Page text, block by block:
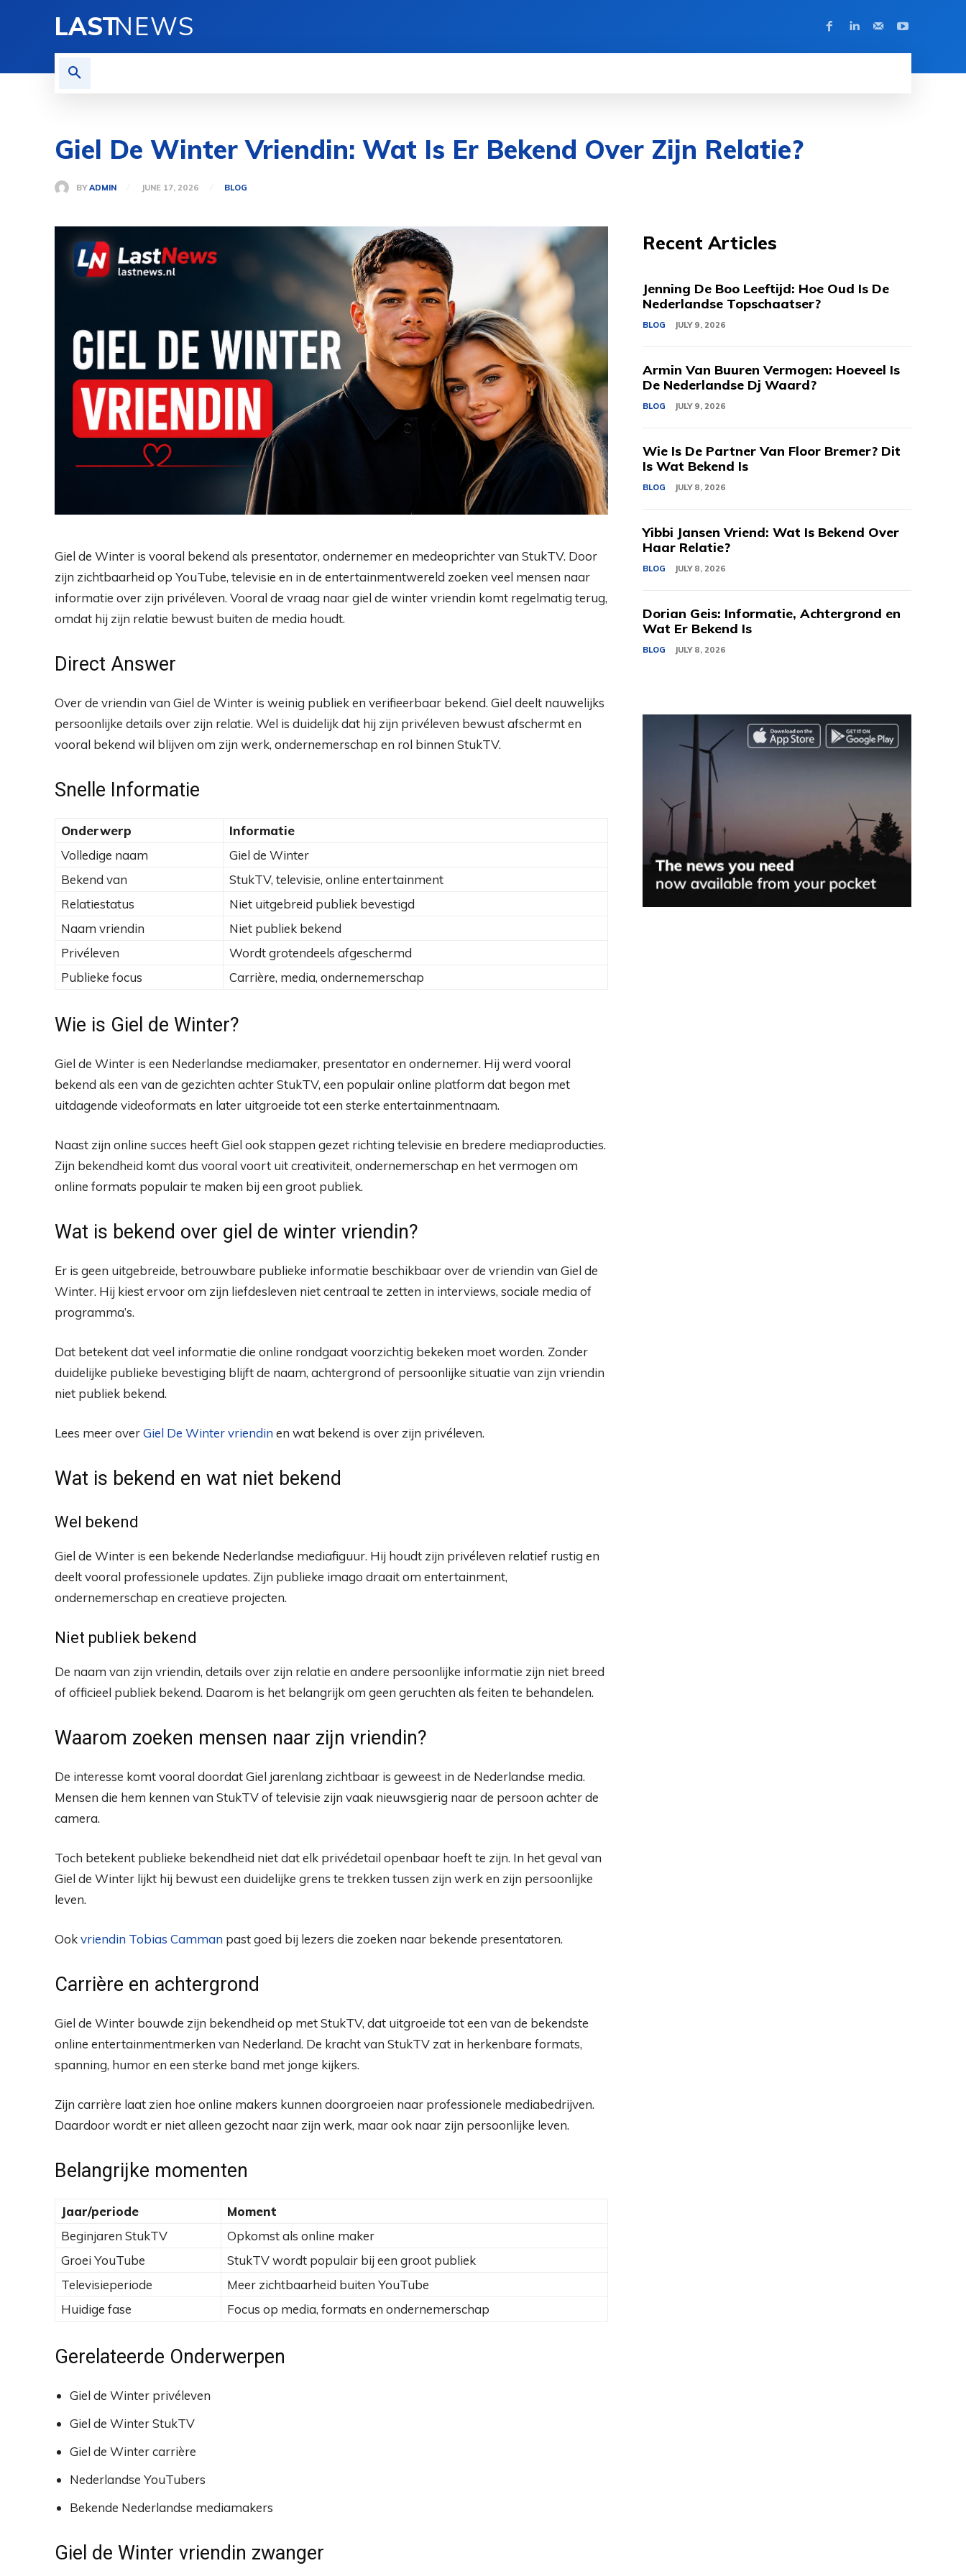
LASTNEWS
Giel De Winter Vriendin: Wat Is Er Bekend Over Zijn Relatie?
BY ADMIN JUNE 17, 2026 BLOG
Giel de Winter is vooral bekend als presentator, ondernemer en medeoprichter van StukTV. Door
zijn zichtbaarheid op YouTube, televisie en in de entertainmentwereld zoeken veel mensen naar
informatie over zijn privéleven. Vooral de vraag naar giel de winter vriendin komt regelmatig terug,
omdat hij zijn relatie bewust buiten de media houdt.
Direct Answer
Over de vriendin van Giel de Winter is weinig publiek en verifieerbaar bekend. Giel deelt nauwelijks
persoonlijke details over zijn relatie. Wel is duidelijk dat hij zijn privéleven bewust afschermt en
vooral bekend wil blijven om zijn werk, ondernemerschap en rol binnen StukTV.
Snelle Informatie
Onderwerp
Informatie
Volledige naam
Giel de Winter
Bekend van
StukTV, televisie, online entertainment
Relatiestatus
Niet uitgebreid publiek bevestigd
Naam vriendin
Niet publiek bekend
Privéleven
Wordt grotendeels afgeschermd
Publieke focus
Carrière, media, ondernemerschap
Wie is Giel de Winter?
Giel de Winter is een Nederlandse mediamaker, presentator en ondernemer. Hij werd vooral
bekend als een van de gezichten achter StukTV, een populair online platform dat begon met
uitdagende videoformats en later uitgroeide tot een sterke entertainmentnaam.
Naast zijn online succes heeft Giel ook stappen gezet richting televisie en bredere mediaproducties.
Zijn bekendheid komt dus vooral voort uit creativiteit, ondernemerschap en het vermogen om
online formats populair te maken bij een groot publiek.
Wat is bekend over giel de winter vriendin?
Er is geen uitgebreide, betrouwbare publieke informatie beschikbaar over de vriendin van Giel de
Winter. Hij kiest ervoor om zijn liefdesleven niet centraal te zetten in interviews, sociale media of
programma’s.
Dat betekent dat veel informatie die online rondgaat voorzichtig bekeken moet worden. Zonder
duidelijke publieke bevestiging blijft de naam, achtergrond of persoonlijke situatie van zijn vriendin
niet publiek bekend.
Lees meer overGiel De Winter vriendin en wat bekend is over zijn privéleven.
Wat is bekend en wat niet bekend
Wel bekend
Giel de Winter is een bekende Nederlandse mediafiguur. Hij houdt zijn privéleven relatief rustig en
deelt vooral professionele updates. Zijn publieke imago draait om entertainment,
ondernemerschap en creatieve projecten.
Niet publiek bekend
De naam van zijn vriendin, details over zijn relatie en andere persoonlijke informatie zijn niet breed
of officieel publiek bekend. Daarom is het belangrijk om geen geruchten als feiten te behandelen.
Waarom zoeken mensen naar zijn vriendin?
De interesse komt vooral doordat Giel jarenlang zichtbaar is geweest in de Nederlandse media.
Mensen die hem kennen van StukTV of televisie zijn vaak nieuwsgierig naar de persoon achter de
camera.
Toch betekent publieke bekendheid niet dat elk privédetail openbaar hoeft te zijn. In het geval van
Giel de Winter lijkt hij bewust een duidelijke grens te trekken tussen zijn werk en zijn persoonlijke
leven.
Ookvriendin Tobias Camman past goed bij lezers die zoeken naar bekende presentatoren.
Carrière en achtergrond
Giel de Winter bouwde zijn bekendheid op met StukTV, dat uitgroeide tot een van de bekendste
online entertainmentmerken van Nederland. De kracht van StukTV zat in herkenbare formats,
spanning, humor en een sterke band met jonge kijkers.
Zijn carrière laat zien hoe online makers kunnen doorgroeien naar professionele mediabedrijven.
Daardoor wordt er niet alleen gezocht naar zijn werk, maar ook naar zijn persoonlijke leven.
Belangrijke momenten
Jaar/periode
Moment
Beginjaren StukTV
Opkomst als online maker
Groei YouTube
StukTV wordt populair bij een groot publiek
Televisieperiode
Meer zichtbaarheid buiten YouTube
Huidige fase
Focus op media, formats en ondernemerschap
Gerelateerde Onderwerpen
Giel de Winter privéleven
Giel de Winter StukTV
Giel de Winter carrière
Nederlandse YouTubers
Bekende Nederlandse mediamakers
Giel de Winter vriendin zwanger
Recent Articles
Jenning De Boo Leeftijd: Hoe Oud Is De
Nederlandse Topschaatser?
BLOG JULY 9, 2026
Armin Van Buuren Vermogen: Hoeveel Is
De Nederlandse Dj Waard?
BLOG JULY 9, 2026
Wie Is De Partner Van Floor Bremer? Dit
Is Wat Bekend Is
BLOG JULY 8, 2026
Yibbi Jansen Vriend: Wat Is Bekend Over
Haar Relatie?
BLOG JULY 8, 2026
Dorian Geis: Informatie, Achtergrond en
Wat Er Bekend Is
BLOG JULY 8, 2026